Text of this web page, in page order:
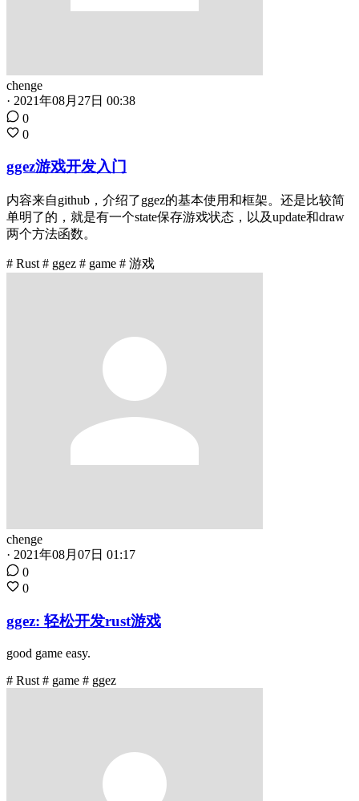
chenge
· 2021年08月27日 00:38
0
0
ggez游戏开发入门
内容来自github，介绍了ggez的基本使用和框架。还是比较简
单明了的，就是有一个state保存游戏状态，以及update和draw
两个方法函数。
# Rust # ggez # game # 游戏
chenge
· 2021年08月07日 01:17
0
0
ggez: 轻松开发rust游戏
good game easy.
# Rust # game # ggez